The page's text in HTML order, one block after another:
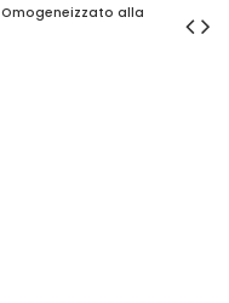
Omogeneizzato alla